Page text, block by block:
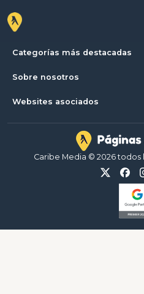
Categorías más destacadas
Sobre nosotros
Websites asociados
Caribe Media © 2026